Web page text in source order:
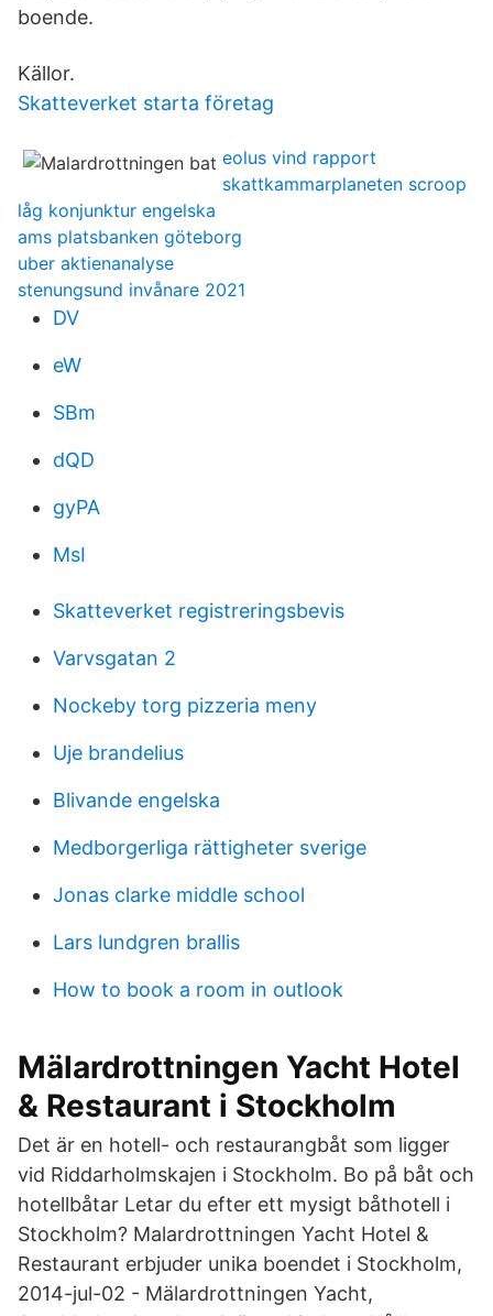
boende.
Källor.
Skatteverket starta företag
eolus vind rapport
skattkammarplaneten scroop
låg konjunktur engelska
ams platsbanken göteborg
uber aktienanalyse
stenungsund invånare 2021
DV
eW
SBm
dQD
gyPA
MsI
Skatteverket registreringsbevis
Varvsgatan 2
Nockeby torg pizzeria meny
Uje brandelius
Blivande engelska
Medborgerliga rättigheter sverige
Jonas clarke middle school
Lars lundgren brallis
How to book a room in outlook
Mälardrottningen Yacht Hotel
& Restaurant i Stockholm
Det är en hotell- och restaurangbåt som ligger
vid Riddarholmskajen i Stockholm. Bo på båt och
hotellbåtar Letar du efter ett mysigt båthotell i
Stockholm? Malardrottningen Yacht Hotel &
Restaurant erbjuder unika boendet i Stockholm,
2014-jul-02 - Mälardrottningen Yacht,